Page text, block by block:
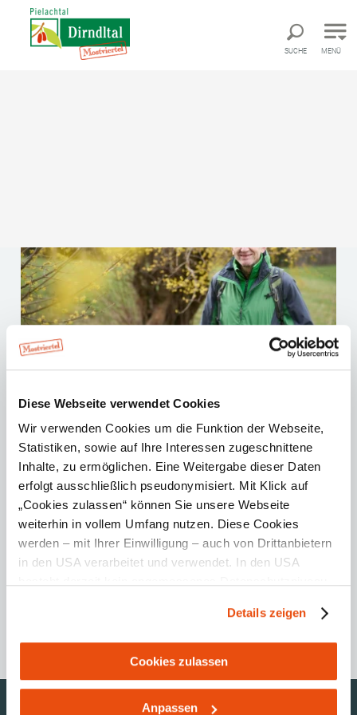
Diese Webseite verwendet Cookies
Wir verwenden Cookies um die Funktion der Webseite,
Statistiken, sowie auf Ihre Interessen zugeschnittene
Inhalte, zu ermöglichen. Eine Weitergabe dieser Daten
erfolgt ausschließlich pseudonymisiert. Mit Klick auf
„Cookies zulassen“ können Sie unsere Webseite
weiterhin in vollem Umfang nutzen. Diese Cookies
werden – mit Ihrer Einwilligung – auch von Drittanbietern
in den USA verarbeitet und verwendet. In den USA
Sicherheitsbehörden entsprechende Anordnungen
Platforms, Inc.) treffen, um Zugriff zu Daten zu Kontroll-
und Überwachungszwecken zu erhalten. Dagegen gibt es
Details zeigen
Cookies zulassen
Anpassen
Direkt zur Hauptnavigation
Direkt zur Volltextsuche
Direkt zum Inhalt
SUCHE MENÜ
Peter ist einer der wohl erfahrensten Naturvermittler im
Pielachtal und kennt dadurch die ganze Region, ihre
Tier- und Pflanzenwelt sowie die Geschichte und
Historisches.
Kontakt zu Peter Neuhauser:
Peter Neuhauser
M 0699/128 54 046
neuhauser.peter@gmx.at
Dirndlblüte